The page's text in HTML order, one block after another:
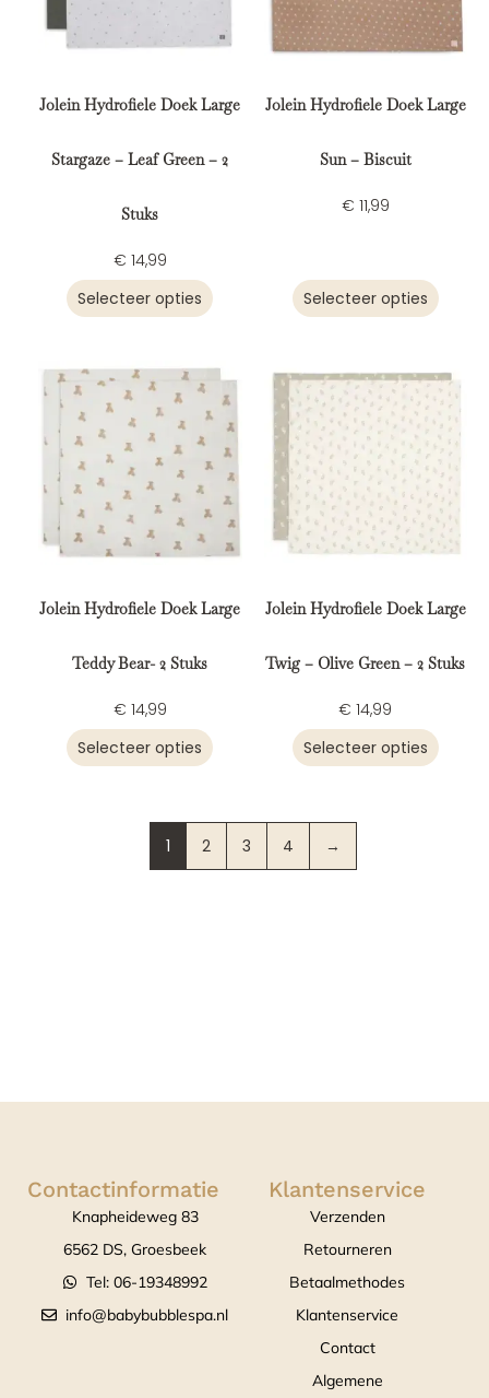
Jolein Hydrofiele Doek Large
Stargaze – Leaf Green – 2
Stuks
€ 14,99
Selecteer opties
Jolein Hydrofiele Doek Large
Sun – Biscuit
€ 11,99
Selecteer opties
Jolein Hydrofiele Doek Large
Teddy Bear- 2 Stuks
€ 14,99
Selecteer opties
Jolein Hydrofiele Doek Large
Twig – Olive Green – 2 Stuks
€ 14,99
Selecteer opties
1 2 3 4 →
Contactinformatie
Knapheideweg 83
6562 DS, Groesbeek
Tel: 06-19348992
info@babybubblespa.nl
Klantenservice
Verzenden
Retourneren
Betaalmethodes
Klantenservice
Contact
Algemene